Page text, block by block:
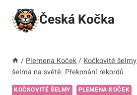
Přeskočit
obsah
Česká Kočka
/ Plemena Koček / Kočkovité šelmy
šelma na světě: Překonání rekordů
KOČKOVITÉ ŠELMY PLEMENA KOČEK